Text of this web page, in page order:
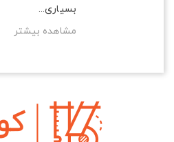
بسیاری...
مشاهده بیشتر